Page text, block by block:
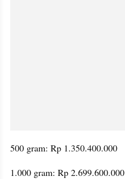
500 gram: Rp 1.350.400.000
1.000 gram: Rp 2.699.600.000